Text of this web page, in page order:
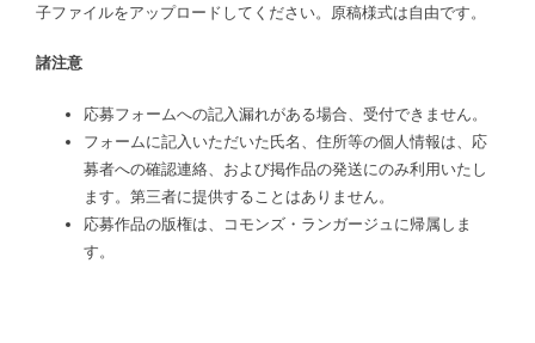
子ファイルをアップロードしてください。原稿様式は自由です。
諸注意
応募フォームへの記入漏れがある場合、受付できません。
フォームに記入いただいた氏名、住所等の個人情報は、応
募者への確認連絡、および掲作品の発送にのみ利用いたし
ます。第三者に提供することはありません。
応募作品の版権は、コモンズ・ランガージュに帰属しま
す。